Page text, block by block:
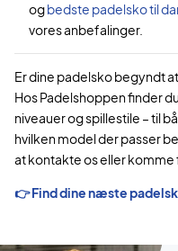
ogbedste padelsko til
vores anbefalinger.
Er dine padelsko begyndt
Hos Padelshoppen finder
niveauer og spillestile – til
hvilken model der passer
at kontakte os eller komme
👉 Find dine næste